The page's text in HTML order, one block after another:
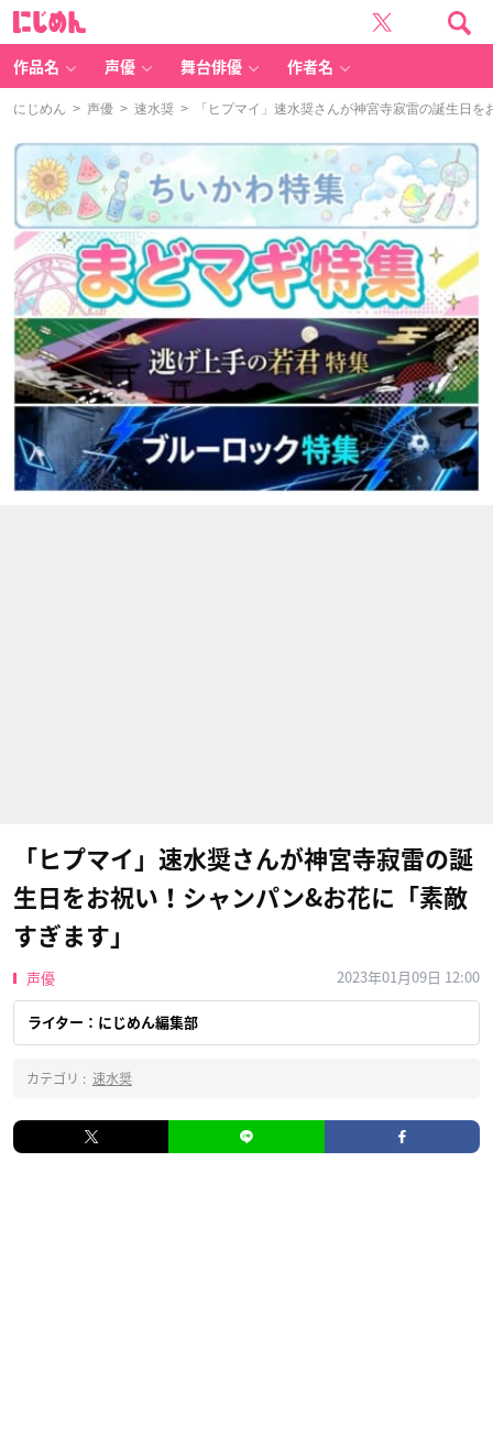
作品名 声優 舞台俳優 作者名
にじめん > 声優 > 速水奨 > 「ヒプマイ」速水奨さんが神宮寺寂雷の誕生日を
「ヒプマイ」速水奨さんが神宮寺寂雷の誕
生日をお祝い！シャンパン&お花に「素敵
すぎます」
声優 2023年01月09日 12:00
ライター：にじめん編集部
カテゴリ : 速水奨